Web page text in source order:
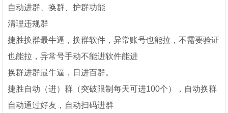
自动进群、换群、护群功能
清理违规群
捷胜换群最牛逼，换群软件，异常账号也能拉，不需要验证
也能拉，异常号手动不能进软件能进
换群进群最牛逼，日进百群。
捷胜自动（进）群（突破限制每天可进100个），自动换群
自动通过好友，自动扫码进群